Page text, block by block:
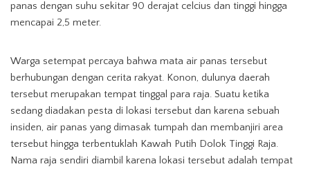
panas dengan suhu sekitar 90 derajat celcius dan tinggi hingga
mencapai 2,5 meter.
Warga setempat percaya bahwa mata air panas tersebut
berhubungan dengan cerita rakyat. Konon, dulunya daerah
tersebut merupakan tempat tinggal para raja. Suatu ketika
sedang diadakan pesta di lokasi tersebut dan karena sebuah
insiden, air panas yang dimasak tumpah dan membanjiri area
tersebut hingga terbentuklah Kawah Putih Dolok Tinggi Raja.
Nama raja sendiri diambil karena lokasi tersebut adalah tempat